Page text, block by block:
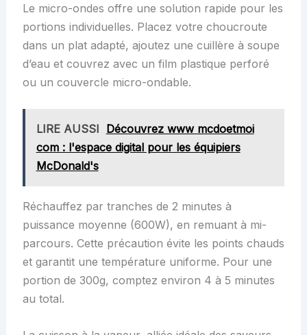
Le micro-ondes offre une solution rapide pour les
portions individuelles. Placez votre choucroute
dans un plat adapté, ajoutez une cuillère à soupe
d’eau et couvrez avec un film plastique perforé
ou un couvercle micro-ondable.
LIRE AUSSI Découvrez www mcdoetmoi
com : l'espace digital pour les équipiers
McDonald's
Réchauffez par tranches de 2 minutes à
puissance moyenne (600W), en remuant à mi-
parcours. Cette précaution évite les points chauds
et garantit une température uniforme. Pour une
portion de 300g, comptez environ 4 à 5 minutes
au total.